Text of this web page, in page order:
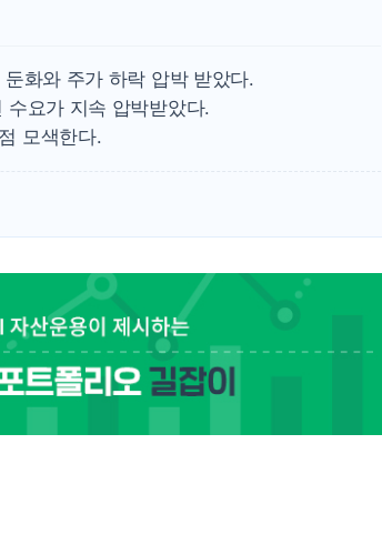
화와 주가 하락 압박 받았다.
수요가 지속 압박받았다.
모색한다.